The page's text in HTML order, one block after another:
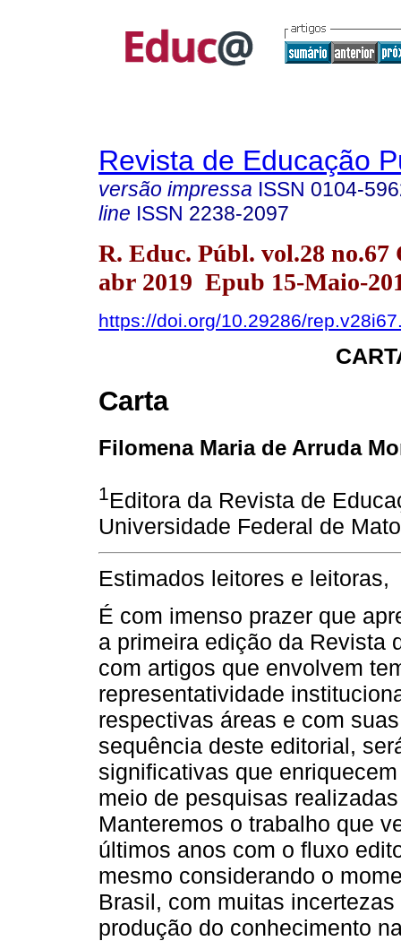
Revista de Educação
versão impressa ISSN 0104-
line ISSN 2238-2097
R. Educ. Públ. vol.28 no.67
abr 2019 Epub 15-Maio-
https://doi.org/10.29286/
Carta
Filomena Maria de Arruda
1Editora da Revista de
Universidade Federal de
Estimados leitores e leitoras,
É com imenso prazer que
a primeira edição da Revista
com artigos que envolvem
representatividade
respectivas áreas e com
sequência deste editorial,
significativas que
meio de pesquisas
Manteremos o trabalho que
últimos anos com o fluxo
mesmo considerando o
Brasil, com muitas
produção do conhecimento